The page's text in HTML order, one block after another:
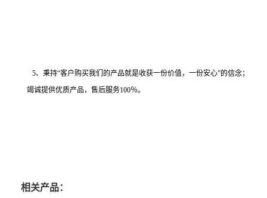
5、秉持“客户购买我们的产品就是收获一份价值，一份安心”的信念；
竭诚提供优质产品，售后服务100％。
相关产品：